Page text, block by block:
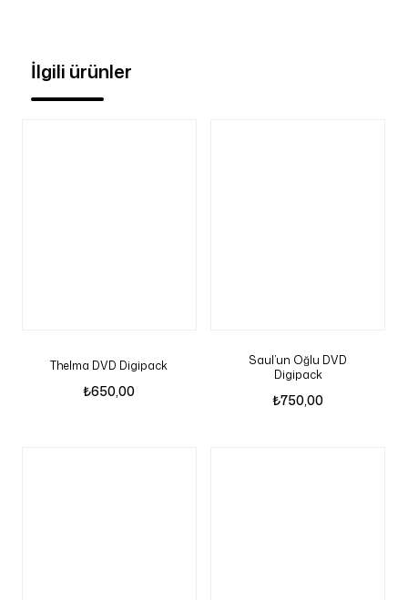
İlgili ürünler
Thelma DVD Digipack
₺650,00
Saul’un Oğlu DVD
Digipack
₺750,00